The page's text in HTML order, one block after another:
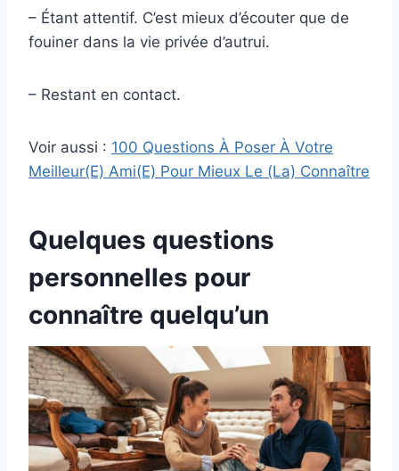
– Étant attentif. C’est mieux d’écouter que de
fouiner dans la vie privée d’autrui.
– Restant en contact.
Voir aussi : 100 Questions À Poser À Votre
Meilleur(E) Ami(E) Pour Mieux Le (La) Connaître
Quelques questions
personnelles pour
connaître quelqu’un